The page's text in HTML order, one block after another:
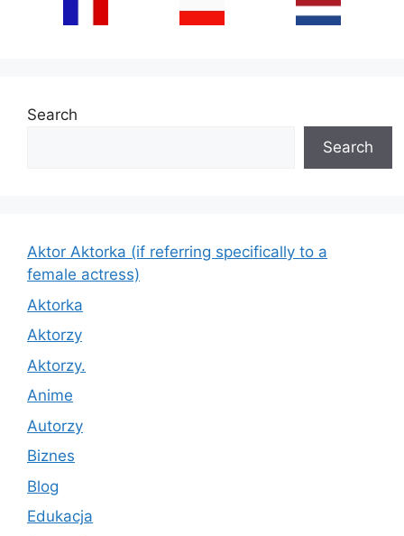
Search
Search
Aktor Aktorka (if referring specifically to a
female actress)
Aktorka
Aktorzy
Aktorzy.
Anime
Autorzy
Biznes
Blog
Edukacja